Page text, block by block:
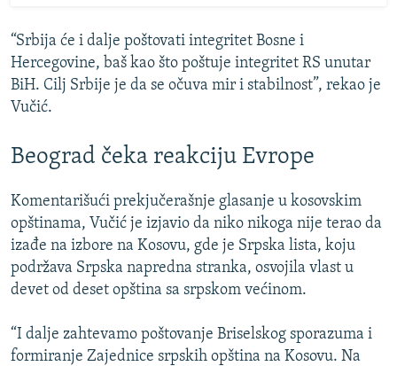
“Srbija će i dalje poštovati integritet Bosne i
Hercegovine, baš kao što poštuje integritet RS unutar
BiH. Cilj Srbije je da se očuva mir i stabilnost”, rekao je
Vučić.
Beograd čeka reakciju Evrope
Komentarišući prekjučerašnje glasanje u kosovskim
opštinama, Vučić je izjavio da niko nikoga nije terao da
izađe na izbore na Kosovu, gde je Srpska lista, koju
podržava Srpska napredna stranka, osvojila vlast u
devet od deset opština sa srpskom većinom.
“I dalje zahtevamo poštovanje Briselskog sporazuma i
formiranje Zajednice srpskih opština na Kosovu. Na